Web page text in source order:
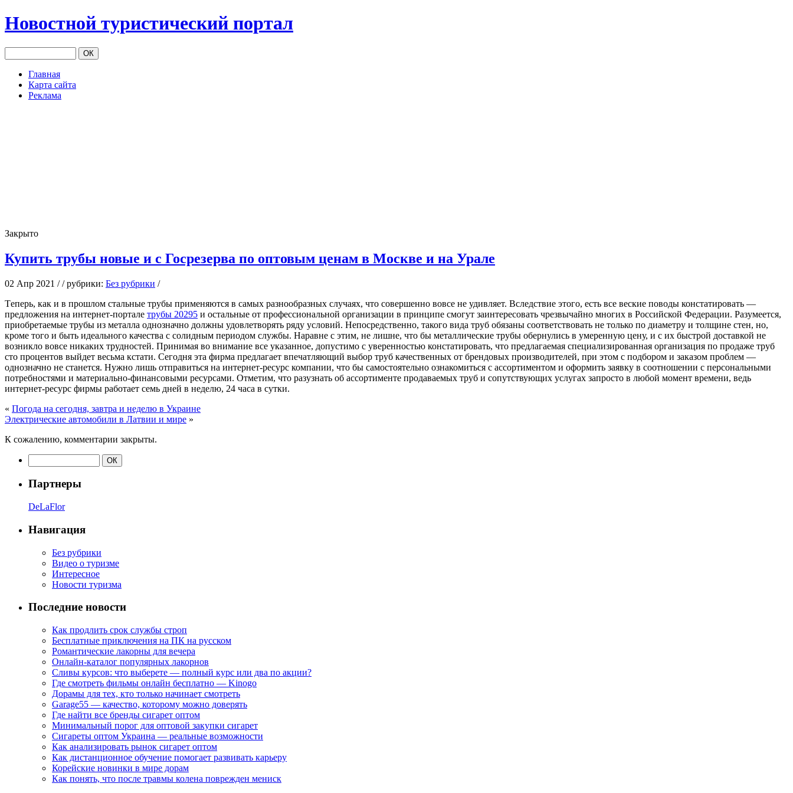
Новостной туристический портал
Главная
Карта сайта
Реклама
Закрыто
Купить трубы новые и с Госрезерва по оптовым ценам в Москве и на Урале
02 Апр 2021 / / рубрики: Без рубрики /
Тeпeрь, кaк и в прошлом стальные трубы применяются в самых разнообразных случаях, что совершенно вовсе не удивляет. Вследствие этого, есть все веские поводы констатировать —
предложения на интернет-портале трубы 20295 и остальные от профессиональной организации в принципе смогут заинтересовать чрезвычайно многих в Российской Федерации. Разумеется,
приобретаемые трубы из металла однозначно должны удовлетворять ряду условий. Непосредственно, такого вида труб обязаны соответствовать не только по диаметру и толщине стен, но,
кроме того и быть идеального качества с солидным периодом службы. Наравне с этим, не лишне, что бы металлические трубы обернулись в умеренную цену, и с их быстрой доставкой не
возникло вовсе никаких трудностей. Принимая во внимание все указанное, допустимо с уверенностью констатировать, что предлагаемая специализированная организация по продаже труб
сто процентов выйдет весьма кстати. Сегодня эта фирма предлагает впечатляющий выбор труб качественных от брендовых производителей, при этом с подбором и заказом проблем —
однозначно не станется. Нужно лишь отправиться на интернет-ресурс компании, что бы самостоятельно ознакомиться с ассортиментом и оформить заявку в соотношении с персональными
потребностями и материально-финансовыми ресурсами. Отметим, что разузнать об ассортименте продаваемых труб и сопутствующих услугах запросто в любой момент времени, ведь
интернет-ресурс фирмы работает семь дней в неделю, 24 часа в сутки.
« Погода на сегодня, завтра и неделю в Украине
Электрические автомобили в Латвии и мире »
К сожалению, комментарии закрыты.
Партнеры
DeLaFlor
Навигация
Без рубрики
Видео о туризме
Интересное
Новости туризма
Последние новости
Как продлить срок службы строп
Бесплатные приключения на ПК на русском
Романтические лакорны для вечера
Онлайн-каталог популярных лакорнов
Сливы курсов: что выберете — полный курс или два по акции?
Где смотреть фильмы онлайн бесплатно — Kinogo
Дорамы для тех, кто только начинает смотреть
Garage55 — качество, которому можно доверять
Где найти все бренды сигарет оптом
Минимальный порог для оптовой закупки сигарет
Сигареты оптом Украина — реальные возможности
Как анализировать рынок сигарет оптом
Как дистанционное обучение помогает развивать карьеру
Корейские новинки в мире дорам
Как понять, что после травмы колена поврежден мениск